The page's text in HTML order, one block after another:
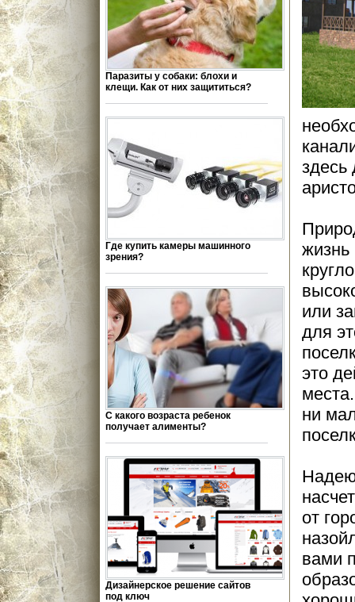
Паразиты у собаки: блохи и
клещи. Как от них защититься?
Где купить камеры машинного
зрения?
С какого возраста ребенок
получает алименты?
Дизайнерское решение сайтов
под ключ
здесь
жизнь
или
для
это
ни
от
вами